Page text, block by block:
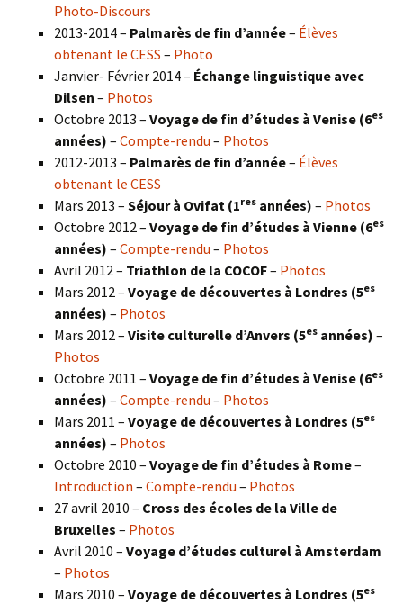
Photo-Discours
2013-2014 – Palmarès de fin d’année– Élèves
obtenant le CESS – Photo
Janvier- Février 2014 – Échange linguistique avec
Dilsen – Photos
Octobre 2013 – Voyage de fin d’études à Venise (6es
années) – Compte-rendu – Photos
2012-2013 – Palmarès de fin d’année– Élèves
obtenant le CESS
Mars 2013 – Séjour à Ovifat (1res années) – Photos
Octobre 2012 – Voyage de fin d’études à Vienne (6es
années) – Compte-rendu – Photos
Avril 2012 – Triathlon de la COCOF– Photos
Mars 2012 – Voyage de découvertes à Londres (5es
années) – Photos
Mars 2012 – Visite culturelle d’Anvers (5es années) –
Photos
Octobre 2011 – Voyage de fin d’études à Venise (6es
années) – Compte-rendu – Photos
Mars 2011 – Voyage de découvertes à Londres (5es
années) – Photos
Octobre 2010 – Voyage de fin d’études à Rome–
Introduction – Compte-rendu – Photos
27 avril 2010 – Cross des écoles de la Ville de
Bruxelles – Photos
Avril 2010 – Voyage d’études culturel à Amsterdam
– Photos
Mars 2010 – Voyage de découvertes à Londres (5es